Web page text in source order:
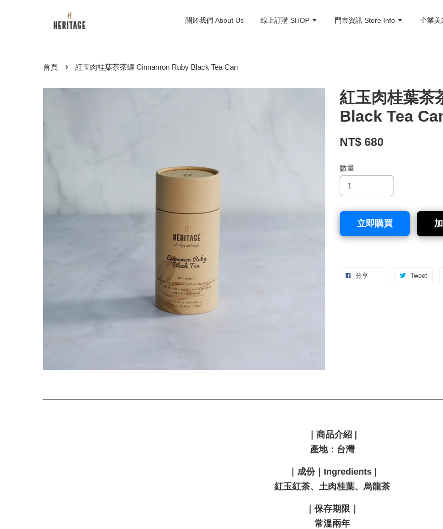
關於我們 About Us 線上訂購 SHOP 門市資訊 Store Info 企業
首頁 › 紅玉肉桂葉茶茶罐 Cinnamon Ruby Black Tea Can
紅玉肉桂葉
Black Tea
NT$ 680
數量
立即購買
分享 Tweet
商品介紹
產地：台灣
成份｜Ingredients |
紅玉紅茶、土肉桂葉、烏龍茶
｜保存期限｜
常溫兩年